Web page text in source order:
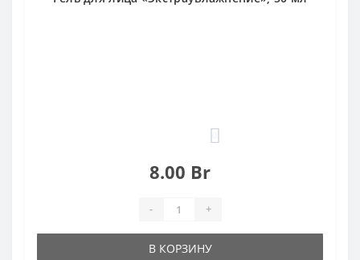
8.00 Br
- +
В КОРЗИНУ